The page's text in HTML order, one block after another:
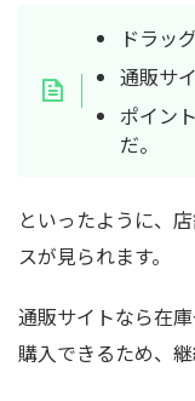
ドラッ
通販サ
ポイン
だ。
といったように、
スが見られます。
通販サイトなら在
購入できるため、